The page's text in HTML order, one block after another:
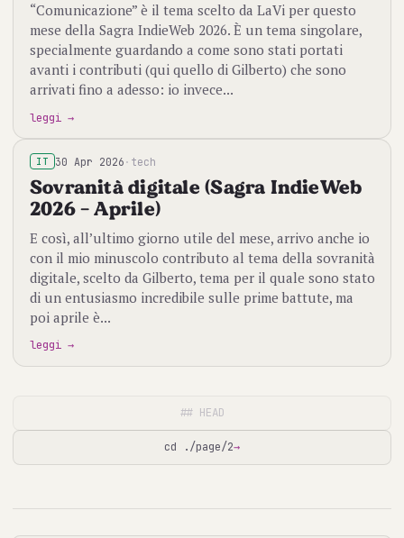
“Comunicazione” è il tema scelto da LaVi per questo
mese della Sagra IndieWeb 2026. È un tema singolare,
specialmente guardando a come sono stati portati
avanti i contributi (qui quello di Gilberto) che sono
arrivati fino a adesso: io invece...
leggi →
IT 30 Apr 2026 · tech
Sovranità digitale (Sagra IndieWeb
2026 - Aprile)
E così, all’ultimo giorno utile del mese, arrivo anche io
con il mio minuscolo contributo al tema della sovranità
digitale, scelto da Gilberto, tema per il quale sono stato
di un entusiasmo incredibile sulle prime battute, ma
poi aprile è...
leggi →
## HEAD
cd ./page/2→